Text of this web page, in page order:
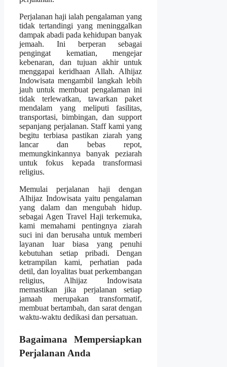
Perjalanan haji ialah pengalaman yang
tidak tertandingi yang meninggalkan
dampak abadi pada kehidupan banyak
jemaah. Ini berperan sebagai
pengingat kematian, mengejar
kebenaran, dan tujuan akhir untuk
menggapai keridhaan Allah. Alhijaz
Indowisata mengambil langkah lebih
jauh untuk membuat pengalaman ini
tidak terlewatkan, tawarkan paket
mendalam yang meliputi fasilitas,
transportasi, bimbingan, dan support
sepanjang perjalanan. Staff kami yang
begitu terbiasa pastikan ziarah yang
lancar dan bebas repot,
memungkinkannya banyak peziarah
untuk fokus kepada transformasi
religius.
Memulai perjalanan haji dengan
Alhijaz Indowisata yaitu pengalaman
yang dalam dan mengubah hidup.
sebagai Agen Travel Haji terkemuka,
kami memahami pentingnya ziarah
suci ini dan berusaha untuk memberi
layanan luar biasa yang penuhi
kebutuhan setiap pribadi. Dengan
ketrampilan kami, perhatian pada
detil, dan loyalitas buat perkembangan
religius, Alhijaz Indowisata
memastikan jika perjalanan setiap
jamaah merupakan transformatif,
membuat bertambah, dan sarat dengan
waktu-waktu dedikasi dan persatuan.
Bagaimana Mempersiapkan
Perjalanan Anda